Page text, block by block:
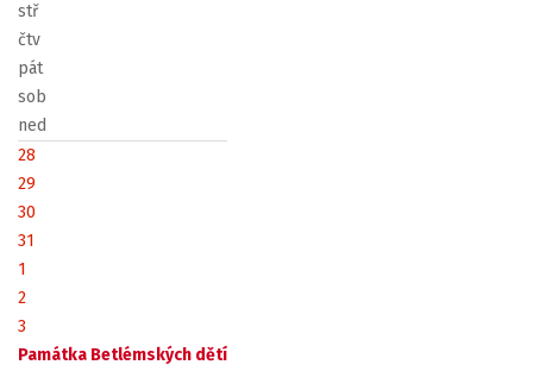
stř
čtv
pát
sob
ned
28
29
30
31
1
2
3
Památka Betlémských dětí